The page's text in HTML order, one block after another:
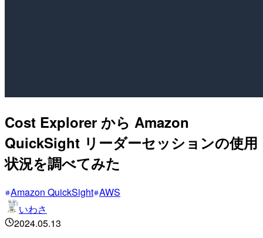
Cost Explorer から Amazon
QuickSight リーダーセッションの使用
状況を調べてみた
Amazon QuickSight AWS
いわさ
2024.05.13